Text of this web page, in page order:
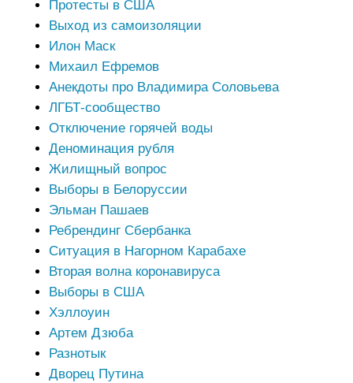
Протесты в США
Выход из самоизоляции
Илон Маск
Михаил Ефремов
Анекдоты про Владимира Соловьева
ЛГБТ-сообщество
Отключение горячей воды
Деноминация рубля
Жилищный вопрос
Выборы в Белоруссии
Эльман Пашаев
Ребрендинг Сбербанка
Ситуация в Нагорном Карабахе
Вторая волна коронавируса
Выборы в США
Хэллоуин
Артем Дзюба
Разнотык
Дворец Путина